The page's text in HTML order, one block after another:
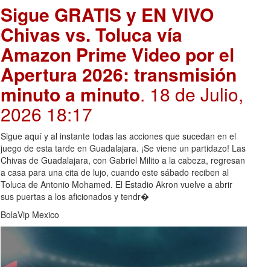
Sigue GRATIS y EN VIVO
Chivas vs. Toluca vía
Amazon Prime Video por el
Apertura 2026: transmisión
minuto a minuto. 18 de Julio,
2026 18:17
Sigue aquí y al instante todas las acciones que sucedan en el
juego de esta tarde en Guadalajara. ¡Se viene un partidazo! Las
Chivas de Guadalajara, con Gabriel Milito a la cabeza, regresan
a casa para una cita de lujo, cuando este sábado reciben al
Toluca de Antonio Mohamed. El Estadio Akron vuelve a abrir
sus puertas a los aficionados y tendr�
BolaVip Mexico